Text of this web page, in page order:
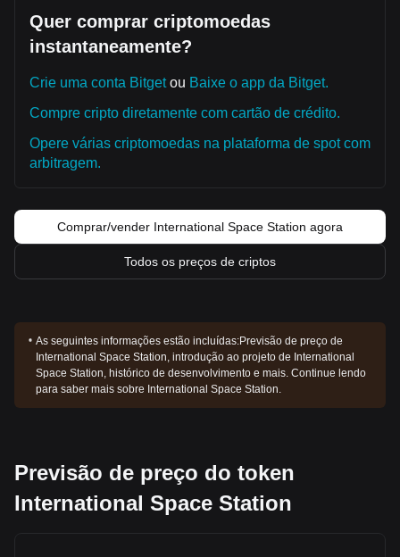
Quer comprar criptomoedas
instantaneamente?
Crie uma conta Bitgetou Baixe o app da Bitget.
Compre cripto diretamente com cartão de crédito.
Opere várias criptomoedas na plataforma de spot com
arbitragem.
Comprar/vender International Space Station agora
Todos os preços de criptos
As seguintes informações estão incluídas:Previsão de preço de
International Space Station, introdução ao projeto de International
Space Station, histórico de desenvolvimento e mais. Continue lendo
para saber mais sobre International Space Station.
Previsão de preço do token
International Space Station